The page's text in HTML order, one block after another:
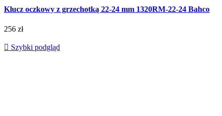
Klucz oczkowy z grzechotką 22-24 mm 1320RM-22-24 Bahco
256 zł
 Szybki podgląd